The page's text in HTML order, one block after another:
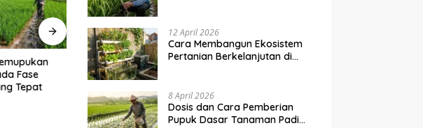
Fase
Tepat
Penerapan IoT dalam
Pertanian Modern di Indonesia
Ekonomi Sumber Daya Lahan:
12 April 2026
Cara Membangun Ekosistem
Pertanian Berkelanjutan di
8 April 2026
Dosis dan Cara Pemberian
Pupuk Dasar Tanaman Padi